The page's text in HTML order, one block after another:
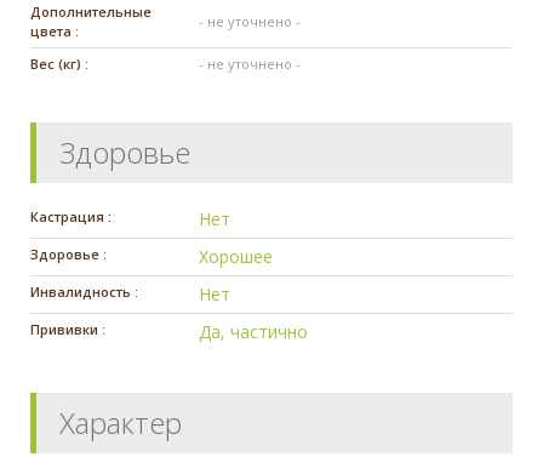
Дополнительные
цвета :
- не уточнено -
Вес (кг) : - не уточнено -
Здоровье
Кастрация : Нет
Здоровье : Хорошее
Инвалидность : Нет
Прививки : Да, частично
Характер